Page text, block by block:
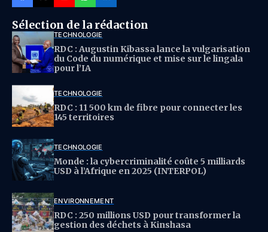
Sélection de la rédaction
TECHNOLOGIE
RDC : Augustin Kibassa lance la vulgarisation
du Code du numérique et mise sur le lingala
pour l’IA
TECHNOLOGIE
RDC : 11 500 km de fibre pour connecter les
145 territoires
TECHNOLOGIE
Monde : la cybercriminalité coûte 5 milliards
USD à l’Afrique en 2025 (INTERPOL)
ENVIRONNEMENT
RDC : 250 millions USD pour transformer la
gestion des déchets à Kinshasa